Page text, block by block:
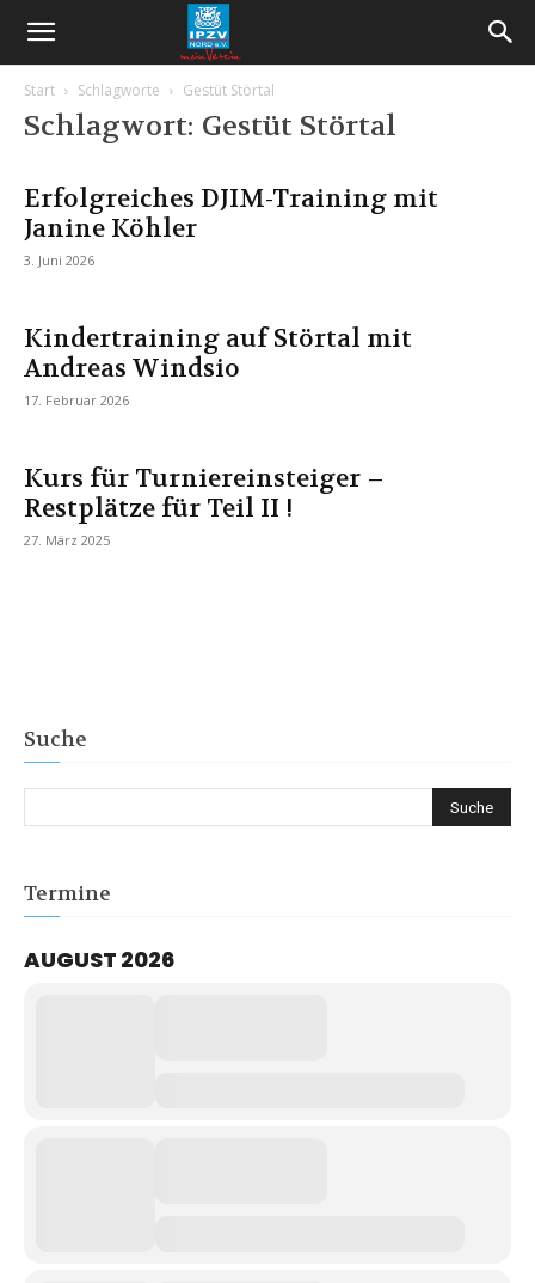
Start Schlagworte Gestüt Störtal
Schlagwort: Gestüt Störtal
Erfolgreiches DJIM-Training mit
Janine Köhler
3. Juni 2026
Kindertraining auf Störtal mit
Andreas Windsio
17. Februar 2026
Kurs für Turniereinsteiger –
Restplätze für Teil II !
27. März 2025
Suche
Termine
AUGUST 2026